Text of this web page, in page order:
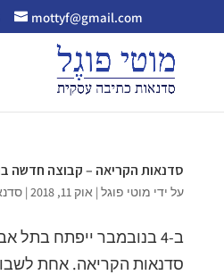
mottyf@gmail.com
סדנאות הקריאה – קבוצה חדשה
על ידי מוטי פוגל| אוק 11, 2018 |
ב-4 בנובמבר ייפתח בתל
סדנאות הקריאה. אחת